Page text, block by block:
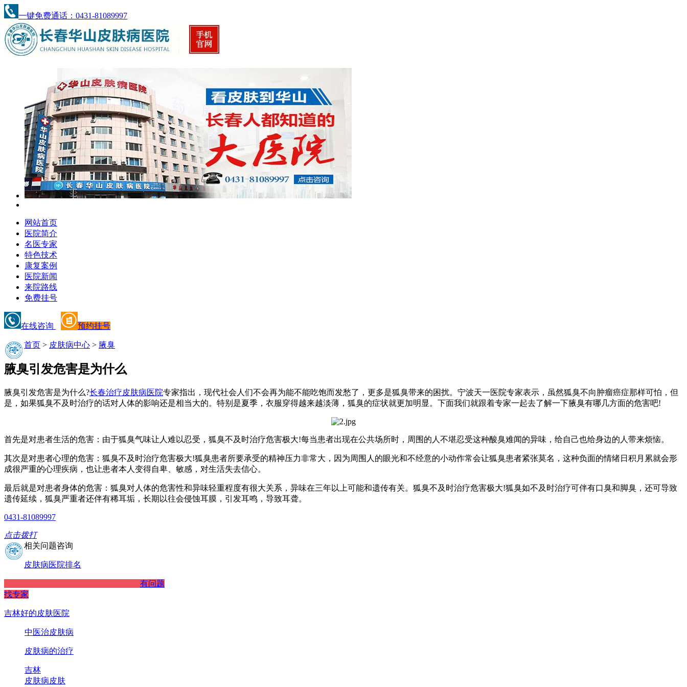
一键免费通话：0431-81089997
网站首页
医院简介
名医专家
特色技术
康复案例
医院新闻
来院路线
免费挂号
在线咨询 预约挂号
首页 > 皮肤病中心 > 腋臭
腋臭引发危害是为什么
腋臭引发危害是为什么?长春治疗皮肤病医院专家指出，现代社会人们不会再为能不能吃饱而发愁了，更多是狐臭带来的困扰。宁波天一医院专家表示，虽然狐臭不向肿瘤癌症那样可怕，但
是，如果狐臭不及时治疗的话对人体的影响还是相当大的。特别是夏季，衣服穿得越来越淡薄，狐臭的症状就更加明显。下面我们就跟着专家一起去了解一下腋臭有哪几方面的危害吧!
首先是对患者生活的危害：由于狐臭气味让人难以忍受，狐臭不及时治疗危害极大!每当患者出现在公共场所时，周围的人不堪忍受这种酸臭难闻的异味，给自己也给身边的人带来烦恼。
其次是对患者心理的危害：狐臭不及时治疗危害极大!狐臭患者所要承受的精神压力非常大，因为周围人的眼光和不经意的小动作常会让狐臭患者紧张莫名，这种负面的情绪日积月累就会形
成很严重的心理疾病，也让患者本人变得自卑、敏感，对生活失去信心。
最后就是对患者身体的危害：狐臭对人体的危害性和异味轻重程度有很大关系，异味在三年以上可能和遗传有关。狐臭不及时治疗危害极大!狐臭如不及时治疗可伴有口臭和脚臭，还可导致
遗传延续，狐臭严重者还伴有稀耳垢，长期以往会侵蚀耳膜，引发耳鸣，导致耳聋。
0431-81089997
点击拨打
相关问题咨询
皮肤病医院排名
有问题
找专家
吉林好的皮肤医院
中医治皮肤病
皮肤病的治疗
吉林
皮肤病皮肤